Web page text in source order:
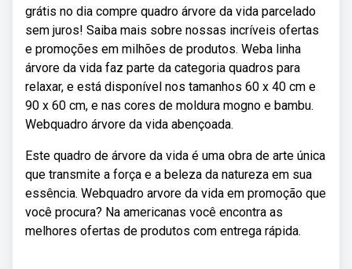
grátis no dia compre quadro árvore da vida parcelado
sem juros! Saiba mais sobre nossas incríveis ofertas
e promoções em milhões de produtos. Weba linha
árvore da vida faz parte da categoria quadros para
relaxar, e está disponível nos tamanhos 60 x 40 cm e
90 x 60 cm, e nas cores de moldura mogno e bambu.
Webquadro árvore da vida abençoada.
Este quadro de árvore da vida é uma obra de arte única
que transmite a força e a beleza da natureza em sua
essência. Webquadro arvore da vida em promoção que
você procura? Na americanas você encontra as
melhores ofertas de produtos com entrega rápida.